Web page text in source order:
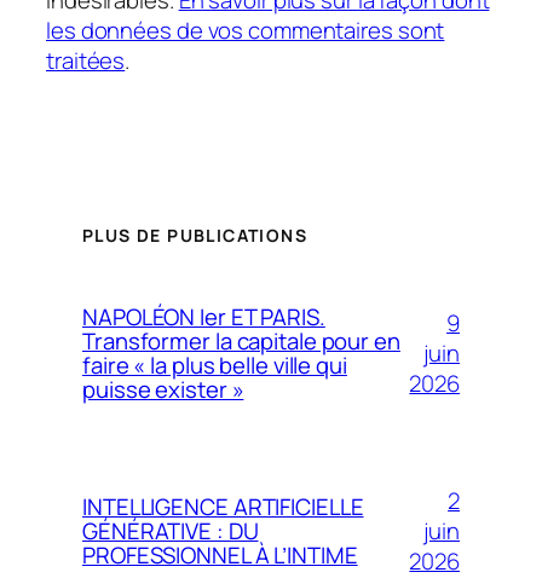
les données de vos commentaires sont
traitées.
PLUS DE PUBLICATIONS
NAPOLÉON Ier ET PARIS.
Transformer la capitale pour en
faire « la plus belle ville qui
puisse exister »
9
juin
2026
INTELLIGENCE ARTIFICIELLE
GÉNÉRATIVE : DU
PROFESSIONNEL À L’INTIME
2
juin
2026